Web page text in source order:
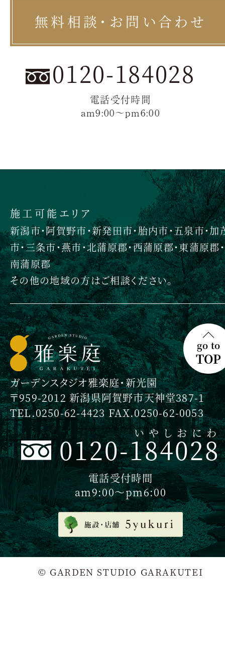
無料相談・お問い合わせ
0120-184028
電話受付時間
am9:00〜pm6:00
施工可能エリア
新潟市・阿賀野市・新発田市・胎内市・五泉市・加
市・三条市・燕市・北蒲原郡・西蒲原郡・東蒲原郡・
南蒲原郡
その他の地域の方はご相談ください。
ガーデンスタジオ雅楽庭・新光園
〒959-2012 新潟県阿賀野市天神堂387-1
TEL.0250-62-4423 FAX.0250-62-0053
0120-184028
いやしおにわ
電話受付時間
am9:00〜pm6:00
go to
TOP
© GARDEN STUDIO GARAKUTEI